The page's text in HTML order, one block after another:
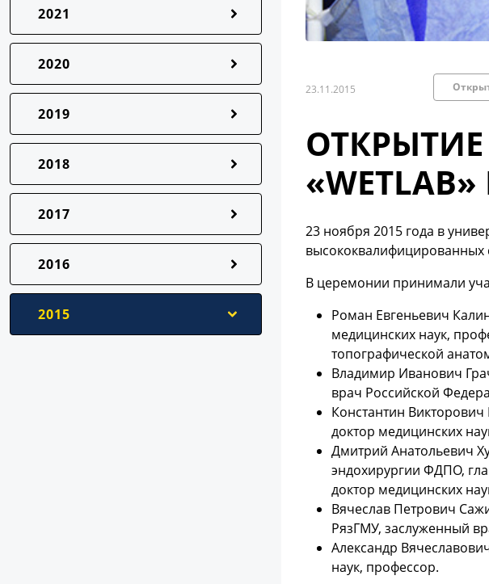
2021
2020
2019
2018
2017
2016
2015
23.11.2015
23 ноября 2015 года в
высококвалифицированных
В церемонии принимали
Роман Евгеньевич
медицинских наук,
топографической
Владимир Иванович
врач Российской
Константин
доктор медицинских
Дмитрий Анатольевич
эндохирургии ФДПО,
доктор медицинских
Вячеслав Петрович
РязГМУ, заслуженный
Александр
наук, профессор.